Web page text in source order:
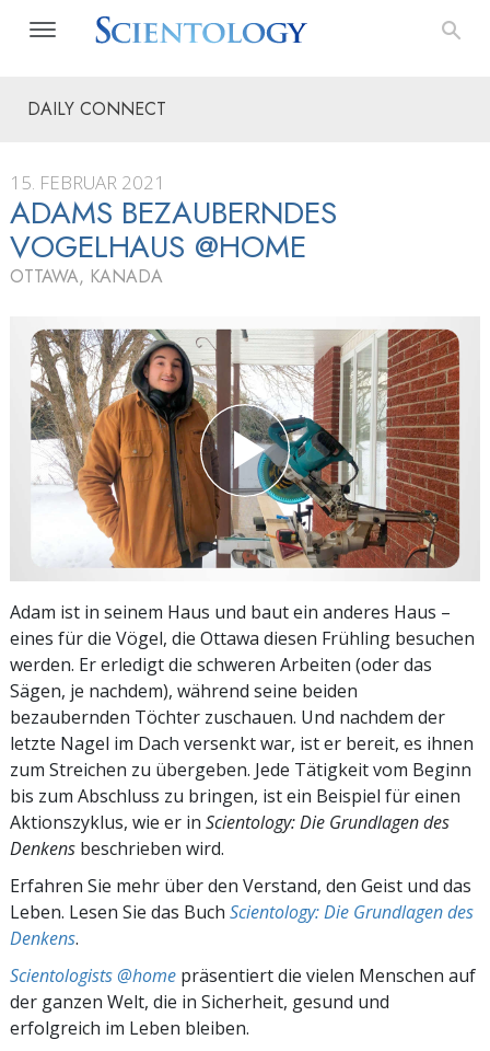
DAILY CONNECT
15. FEBRUAR 2021
ADAMS BEZAUBERNDES
VOGELHAUS @HOME
OTTAWA, KANADA
Adam ist in seinem Haus und baut ein anderes Haus –
eines für die Vögel, die Ottawa diesen Frühling besuchen
werden. Er erledigt die schweren Arbeiten (oder das
Sägen, je nachdem), während seine beiden
bezaubernden Töchter zuschauen. Und nachdem der
letzte Nagel im Dach versenkt war, ist er bereit, es ihnen
zum Streichen zu übergeben. Jede Tätigkeit vom Beginn
bis zum Abschluss zu bringen, ist ein Beispiel für einen
Aktionszyklus, wie er in Scientology: Die Grundlagen des
Denkens beschrieben wird.
Erfahren Sie mehr über den Verstand, den Geist und das
Leben. Lesen Sie das Buch Scientology: Die Grundlagen des
Denkens.
Scientologists @home präsentiert die vielen Menschen auf
der ganzen Welt, die in Sicherheit, gesund und
erfolgreich im Leben bleiben.